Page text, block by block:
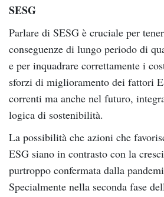
SESG
Parlare di SESG è cruciale per
conseguenze di lungo periodo di
e per inquadrare correttamente i
sforzi di miglioramento dei fattori
correnti ma anche nel futuro,
logica di sostenibilità.
La possibilità che azioni che
ESG siano in contrasto con la
purtroppo confermata dalla
Specialmente nella seconda fase